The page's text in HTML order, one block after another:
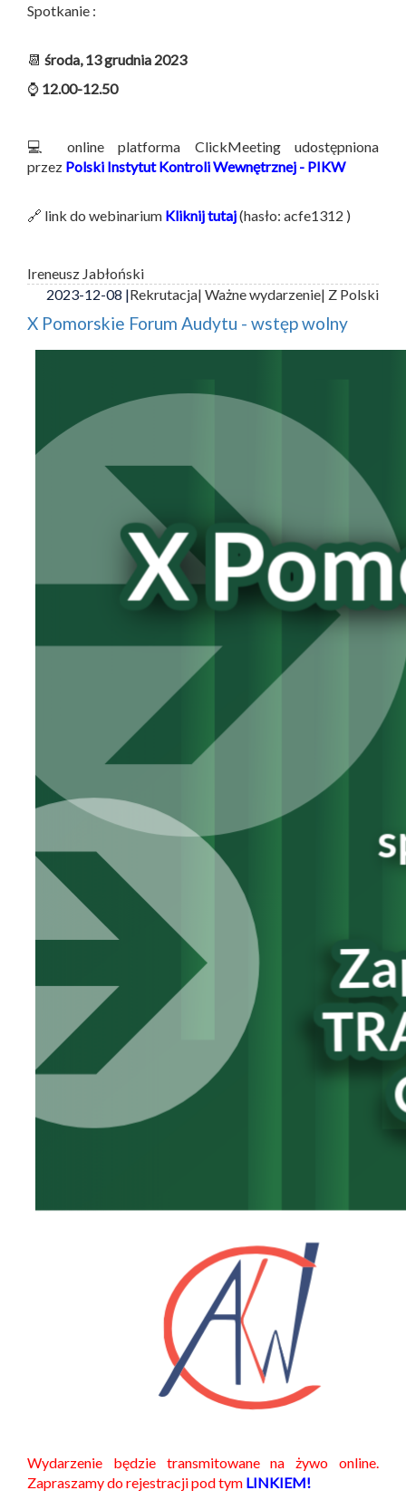
Spotkanie :
📆 środa, 13 grudnia 2023
⌚ 12.00-12.50
💻 online platforma ClickMeeting udostępniona
przez Polski Instytut Kontroli Wewnętrznej - PIKW
🔗 link do webinarium Kliknij tutaj(hasło: acfe1312 )
Ireneusz Jabłoński
2023-12-08 |Rekrutacja| Ważne wydarzenie| Z Polski
X Pomorskie Forum Audytu - wstęp wolny
Wydarzenie będzie transmitowane na żywo online.
Zapraszamy do rejestracji pod tym LINKIEM!